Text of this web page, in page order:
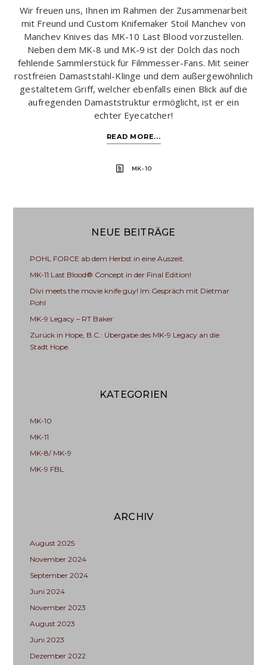
Wir freuen uns, Ihnen im Rahmen der Zusammenarbeit
mit Freund und Custom Knifemaker Stoil Manchev von
Manchev Knives das MK-10 Last Blood vorzustellen.
Neben dem MK-8 und MK-9 ist der Dolch das noch
fehlende Sammlerstück für Filmmesser-Fans. Mit seiner
rostfreien Damaststahl-Klinge und dem außergewöhnlich
gestaltetem Griff, welcher ebenfalls einen Blick auf die
aufregenden Damaststruktur ermöglicht, ist er ein
echter Eyecatcher!
READ MORE...
MK-10
NEUE BEITRÄGE
POHL FORCE ab dem Herbst in eine Auszeit.
MK-11 Last Blood® Concept in der Final Edition!
Divi meets the movie knife guy! Im Gespräch mit Dietmar
Pohl
MK-9 Legacy – RT Baker
Zurück in Hope, B.C.: Übergabe des MK-9 Legacy an die
Stadt Hope.
KATEGORIEN
MK-10
MK-11
MK-8/ MK-9
MK-9 FBL
ARCHIV
August 2025
November 2024
September 2024
Juni 2024
November 2023
August 2023
Juni 2023
Dezember 2022